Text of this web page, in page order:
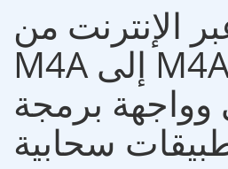
الإنترنت من
M4A إلى M4A | تطبيق
وواجهة برمجة